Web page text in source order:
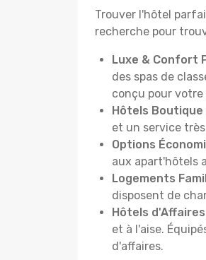
Trouver l'hôtel
recherche pour
Luxe & Confort
des spas de
conçu pour votre
Hôtels Boutique
et un service
Options
aux apart'hôtels
Logements
disposent de
Hôtels d'Affaires
et à l'aise.
d'affaires.